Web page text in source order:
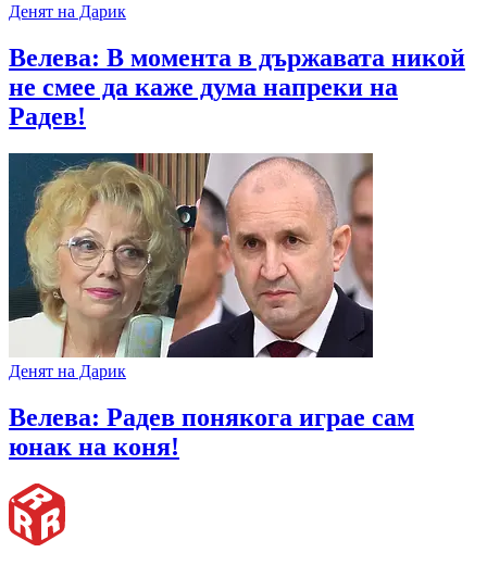
Денят на Дарик
Велева: В момента в държавата никой
не смее да каже дума напреки на
Радев!
Денят на Дарик
Велева: Радев понякога играе сам
юнак на коня!